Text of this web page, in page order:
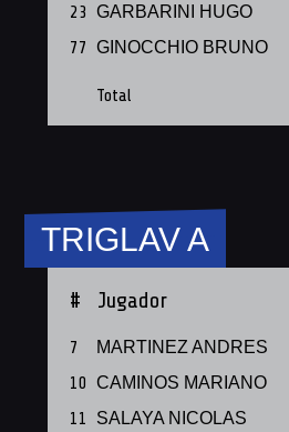
23 GARBARINI HUGO
77 GINOCCHIO BRUNO
Total
TRIGLAV A
# Jugador
7 MARTINEZ ANDRES
10 CAMINOS MARIANO
11
SALAYA NICOLAS